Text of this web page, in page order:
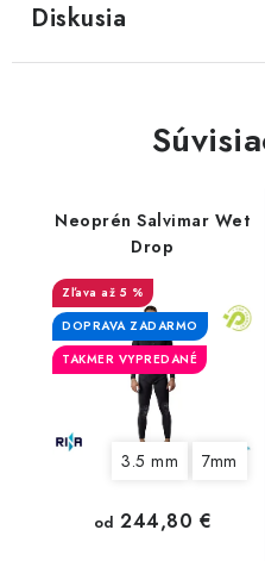
Diskusia
Neoprén Salvimar Wet
Drop
až 5 %
DOPRAVA ZADARMO
TAKMER VYPREDANÉ
3.5 mm 7mm
od 244,80 €